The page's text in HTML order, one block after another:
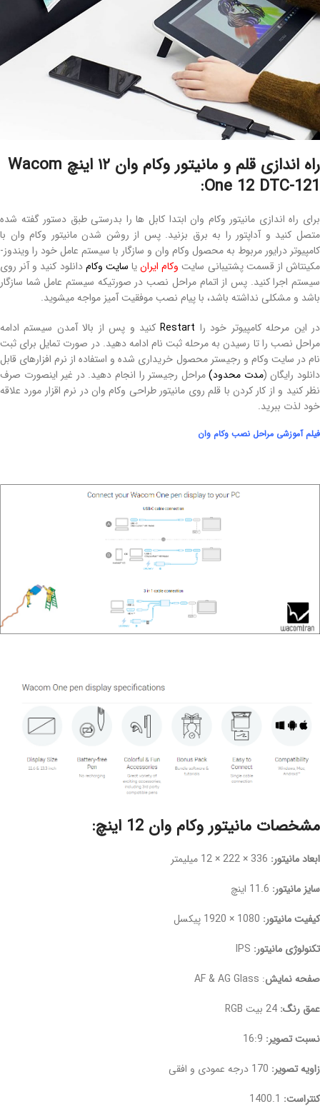
راه اندازی قلم و مانیتور وکام وان ۱۲ اینچ Wacom
One 12 DTC-121:
برای راه اندازی مانیتور وکام وان ابتدا کابل ها را بدرستی طبق دستور گفته شده
متصل کنید و آداپتور را به برق بزنید. پس از روشن شدن مانیتور وکام وان با
کامپیوتر درایور مربوط به محصول وکام وان و سازگار با سیستم عامل خود را ویندوز-
مکینتاش از قسمت پشتیبانی سایتوکام ایرانیا سایت وکام دانلود کنید و آنر روی
سیستم اجرا کنید. پس از اتمام مراحل نصب در صورتیکه سیستم عامل شما سازگار
باشد و مشکلی نداشته باشد، با پیام نصب موفقیت آمیز مواجه میشوید.
در این مرحله کامپیوتر خود را Restartکنید و پس از بالا آمدن سیستم ادامه
مراحل نصب را تا رسیدن به مرحله ثبت نام ادامه دهید. در صورت تمایل برای ثبت
نام در سایت وکام و رجیستر محصول خریداری شده و استفاده از نرم افزارهای قابل
دانلود رایگان (مدت محدود)مراحل رجیستر را انجام دهید. در غیر اینصورت صرف
نظر کنید و از کار کردن با قلم روی مانیتور طراحی وکام وان در نرم اقزار مورد علاقه
خود لذت ببرید.
فیلم آموزشی مراحل نصب وکام وان
مشخصات مانیتور وکام وان 12 اینچ:
ابعاد مانیتور:
سایز مانیتور:
کیفیت مانیتور:
تکنولوژی مانیتور:
صفحه نمایش: AF & AG Glass
عمق رنگ:
نسبت تصویر:
زاویه تصویر:
کنتراست: